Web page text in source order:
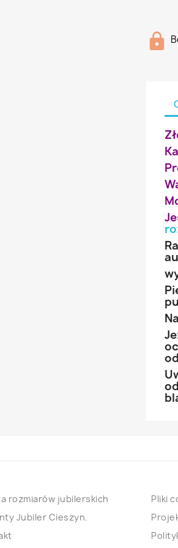
rozmiarów jubilerskich
Jubiler Cieszyn.
Pliki